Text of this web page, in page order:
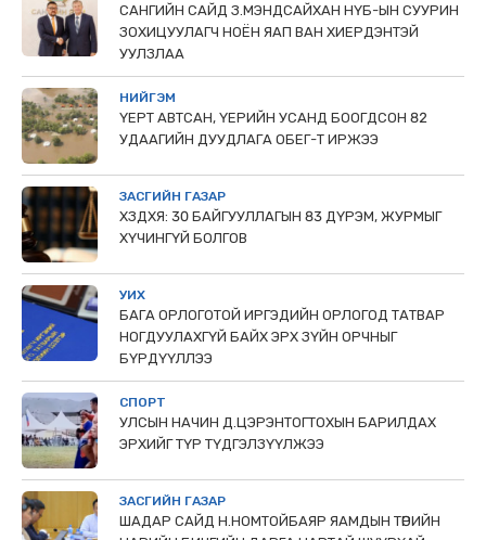
САНГИЙН САЙД З.МЭНДСАЙХАН НҮБ-ЫН СУУРИН
ЗОХИЦУУЛАГЧ НОЁН ЯАП ВАН ХИЕРДЭНТЭЙ
УУЛЗЛАА
НИЙГЭМ
ҮЕРТ АВТСАН, ҮЕРИЙН УСАНД БООГДСОН 82
УДААГИЙН ДУУДЛАГА ОБЕГ-Т ИРЖЭЭ
ЗАСГИЙН ГАЗАР
ХЗДХЯ: 30 БАЙГУУЛЛАГЫН 83 ДҮРЭМ, ЖУРМЫГ
ХҮЧИНГҮЙ БОЛГОВ
УИХ
БАГА ОРЛОГОТОЙ ИРГЭДИЙН ОРЛОГОД ТАТВАР
НОГДУУЛАХГҮЙ БАЙХ ЭРХ ЗҮЙН ОРЧНЫГ
БҮРДҮҮЛЛЭЭ
СПОРТ
УЛСЫН НАЧИН Д.ЦЭРЭНТОГТОХЫН БАРИЛДАХ
ЭРХИЙГ ТҮР ТҮДГЭЛЗҮҮЛЖЭЭ
ЗАСГИЙН ГАЗАР
ШАДАР САЙД Н.НОМТОЙБАЯР ЯАМДЫН ТӨРИЙН